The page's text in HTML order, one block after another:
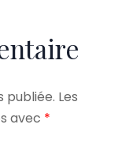
publiée. Les
avec *